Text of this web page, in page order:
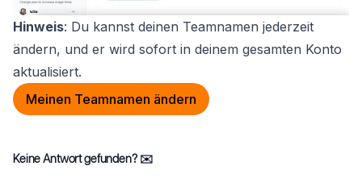
Hinweis: Du kannst deinen Teamnamen jederzeit
ändern, und er wird sofort in deinem gesamten Konto
aktualisiert.
Meinen Teamnamen ändern
Keine Antwort gefunden? ✉️